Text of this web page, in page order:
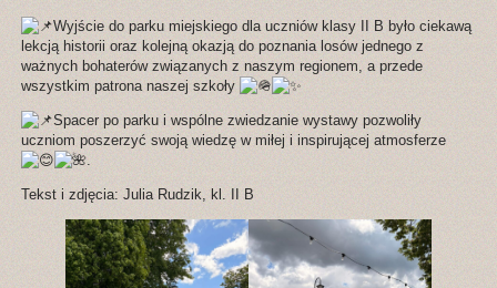
Wyjście do parku miejskiego dla uczniów klasy II B było ciekawą
lekcją historii oraz kolejną okazją do poznania losów jednego z
ważnych bohaterów związanych z naszym regionem, a przede
wszystkim patrona naszej szkoły
Spacer po parku i wspólne zwiedzanie wystawy pozwoliły
uczniom poszerzyć swoją wiedzę w miłej i inspirującej atmosferze
.
Tekst i zdjęcia: Julia Rudzik, kl. II B